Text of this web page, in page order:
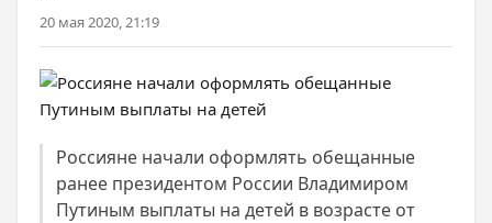
20 мая 2020, 21:19
Россияне начали оформлять обещанные
ранее президентом России Владимиром
Путиным выплаты на детей в возрасте от